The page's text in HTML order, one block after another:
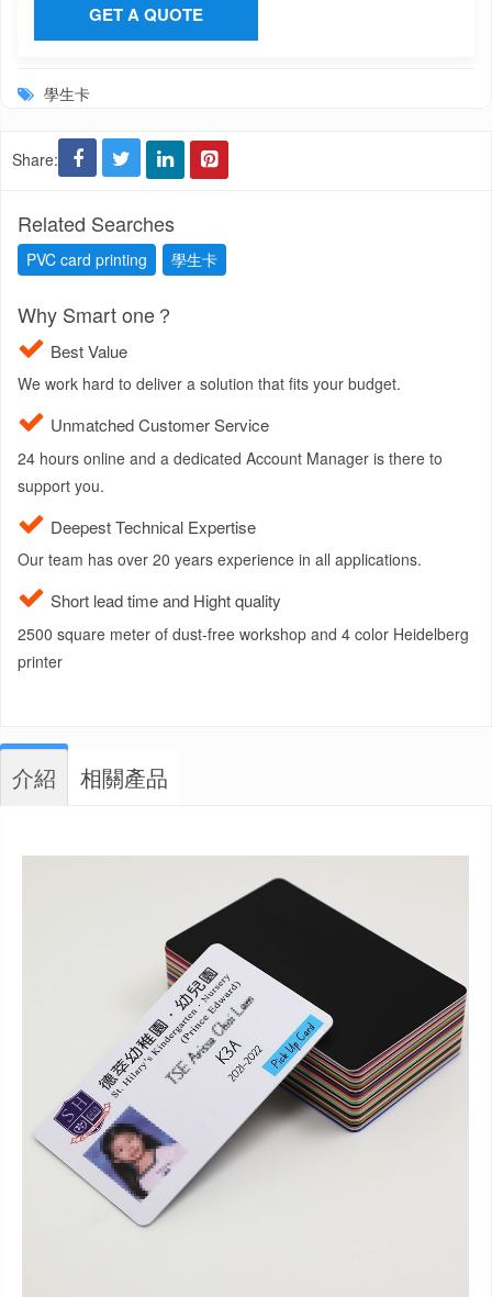
GET A QUOTE
學生卡
Share:
Related Searches
PVC card printing 學生卡
Why Smart one？
Best Value
We work hard to deliver a solution that fits your budget.
Unmatched Customer Service
24 hours online and a dedicated Account Manager is there to
support you.
Deepest Technical Expertise
Our team has over 20 years experience in all applications.
Short lead time and Hight quality
2500 square meter of dust-free workshop and 4 color Heidelberg
printer
介紹 相關產品